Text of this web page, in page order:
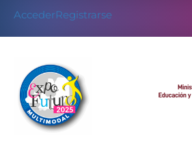
content
AccederRegistrarse